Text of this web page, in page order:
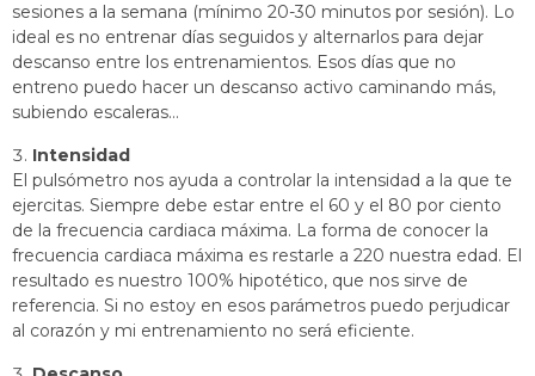
sesiones a la semana (mínimo 20-30 minutos por sesión). Lo
ideal es no entrenar días seguidos y alternarlos para dejar
descanso entre los entrenamientos. Esos días que no
entreno puedo hacer un descanso activo caminando más,
subiendo escaleras…
Intensidad
El pulsómetro nos ayuda a controlar la intensidad a la que te
ejercitas. Siempre debe estar entre el 60 y el 80 por ciento
de la frecuencia cardiaca máxima. La forma de conocer la
frecuencia cardiaca máxima es restarle a 220 nuestra edad. El
resultado es nuestro 100% hipotético, que nos sirve de
referencia. Si no estoy en esos parámetros puedo perjudicar
al corazón y mi entrenamiento no será eficiente.